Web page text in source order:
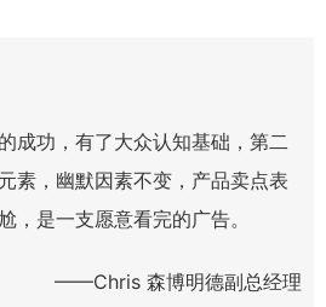
成功，有了大众认知基础，第二
素，幽默因素不变，产品卖点表
，是一支愿意看完的广告。
——Chris 森博明德副总经理